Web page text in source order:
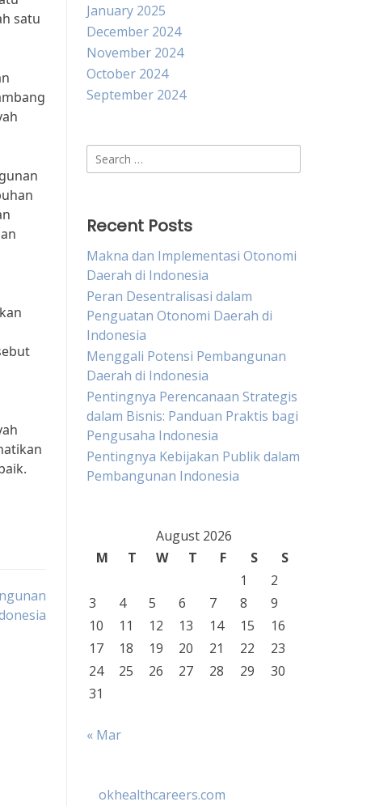
satu
January 2025
December 2024
November 2024
October 2024
September 2024
Search
for:
Recent Posts
Makna dan Implementasi Otonomi
Daerah di Indonesia
Peran Desentralisasi dalam
Penguatan Otonomi Daerah di
Indonesia
Menggali Potensi Pembangunan
Daerah di Indonesia
Pentingnya Perencanaan Strategis
dalam Bisnis: Panduan Praktis bagi
Pengusaha Indonesia
Pentingnya Kebijakan Publik dalam
Pembangunan Indonesia
August 2026
M
T W T F S
S
1
2
3
4 5 6 7 8
9
10
11 12 13 14 15
16
17
18 19 20 21 22
23
24
25 26 27 28 29
30
31
« Mar
okhealthcareers.com